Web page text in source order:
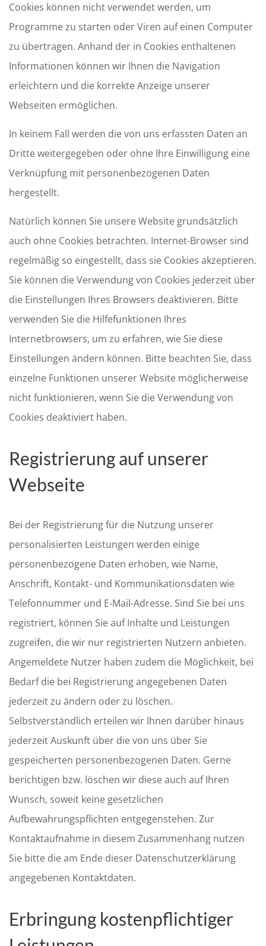
Cookies können nicht verwendet werden, um
Programme zu starten oder Viren auf einen Computer
zu übertragen. Anhand der in Cookies enthaltenen
Informationen können wir Ihnen die Navigation
erleichtern und die korrekte Anzeige unserer
Webseiten ermöglichen.
In keinem Fall werden die von uns erfassten Daten an
Dritte weitergegeben oder ohne Ihre Einwilligung eine
Verknüpfung mit personenbezogenen Daten
hergestellt.
Natürlich können Sie unsere Website grundsätzlich
auch ohne Cookies betrachten. Internet-Browser sind
regelmäßig so eingestellt, dass sie Cookies akzeptieren.
Sie können die Verwendung von Cookies jederzeit über
die Einstellungen Ihres Browsers deaktivieren. Bitte
verwenden Sie die Hilfefunktionen Ihres
Internetbrowsers, um zu erfahren, wie Sie diese
Einstellungen ändern können. Bitte beachten Sie, dass
einzelne Funktionen unserer Website möglicherweise
nicht funktionieren, wenn Sie die Verwendung von
Cookies deaktiviert haben.
Registrierung auf unserer
Webseite
Bei der Registrierung für die Nutzung unserer
personalisierten Leistungen werden einige
personenbezogene Daten erhoben, wie Name,
Anschrift, Kontakt- und Kommunikationsdaten wie
Telefonnummer und E-Mail-Adresse. Sind Sie bei uns
registriert, können Sie auf Inhalte und Leistungen
zugreifen, die wir nur registrierten Nutzern anbieten.
Angemeldete Nutzer haben zudem die Möglichkeit, bei
Bedarf die bei Registrierung angegebenen Daten
jederzeit zu ändern oder zu löschen.
Selbstverständlich erteilen wir Ihnen darüber hinaus
jederzeit Auskunft über die von uns über Sie
gespeicherten personenbezogenen Daten. Gerne
berichtigen bzw. löschen wir diese auch auf Ihren
Wunsch, soweit keine gesetzlichen
Aufbewahrungspflichten entgegenstehen. Zur
Kontaktaufnahme in diesem Zusammenhang nutzen
Sie bitte die am Ende dieser Datenschutzerklärung
angegebenen Kontaktdaten.
Erbringung kostenpflichtiger